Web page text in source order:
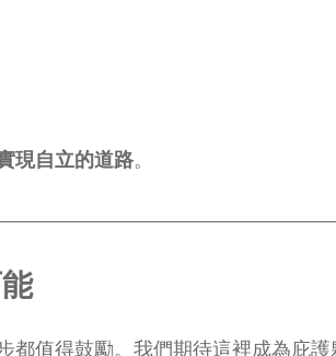
現自立的道路。
都值得鼓勵。我們期待這裡成為庇護